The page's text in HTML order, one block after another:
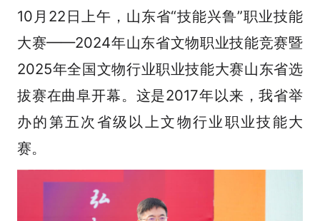
10月22日上午，山东省“技能兴鲁”职业技能
大赛——2024年山东省文物职业技能竞赛暨
2025年全国文物行业职业技能大赛山东省选
拔赛在曲阜开幕。这是2017年以来，我省举
办的第五次省级以上文物行业职业技能大
赛。